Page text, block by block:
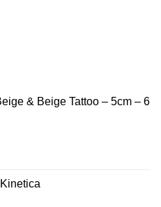
& Beige Tattoo – 5cm – 6